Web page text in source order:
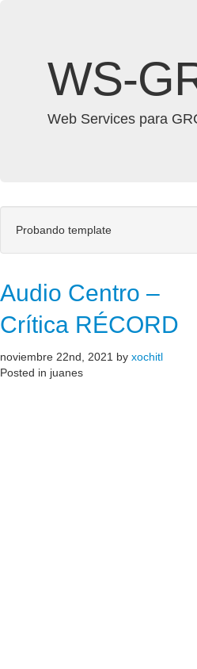
WS-
Web Services para
Probando template
Audio Centro –
Crítica RÉCORD
noviembre 22nd, 2021 by xochitl
Posted in juanes